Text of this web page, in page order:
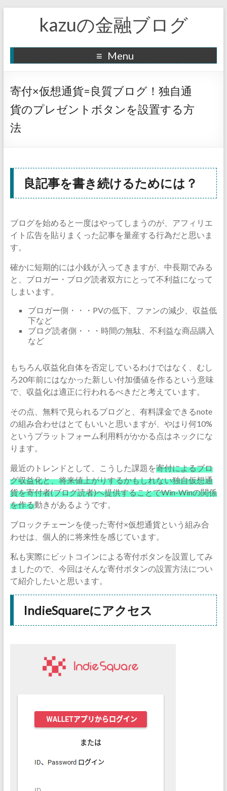
kazuの金融ブログ
Menu
寄付×仮想通貨=良質ブログ！独自通
貨のプレゼントボタンを設置する方
法
良記事を書き続けるためには？
ブログを始めると一度はやってしまうのが、アフィリエ
イト広告を貼りまくった記事を量産する行為だと思いま
す。
確かに短期的には小銭が入ってきますが、中長期でみる
と、ブロガー・ブログ読者双方にとって不利益になって
しまいます。
ブロガー側・・・PVの低下、ファンの減少、収益低
下など
ブログ読者側・・・時間の無駄、不利益な商品購入
など
もちろん収益化自体を否定しているわけではなく、むし
ろ20年前にはなかった新しい付加価値を作るという意味
で、収益化は適正に行われるべきだと考えています。
その点、無料で見られるブログと、有料課金できるnote
の組み合わせはとてもいいと思いますが、やはり何10%
というプラットフォーム利用料がかかる点はネックにな
ります。
最近のトレンドとして、こうした課題を寄付によるブロ
グ収益化と、将来値上がりするかもしれない独自仮想通
貨を寄付者(ブログ読者)へ提供することでWin-Winの関係
を作る動きがあるようです。
ブロックチェーンを使った寄付×仮想通貨という組み合
わせは、個人的に将来性を感じています。
私も実際にビットコインによる寄付ボタンを設置してみ
ましたので、今回はそんな寄付ボタンの設置方法につい
て紹介したいと思います。
IndieSquareにアクセス